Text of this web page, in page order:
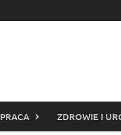
PRACA ZDROWIE I